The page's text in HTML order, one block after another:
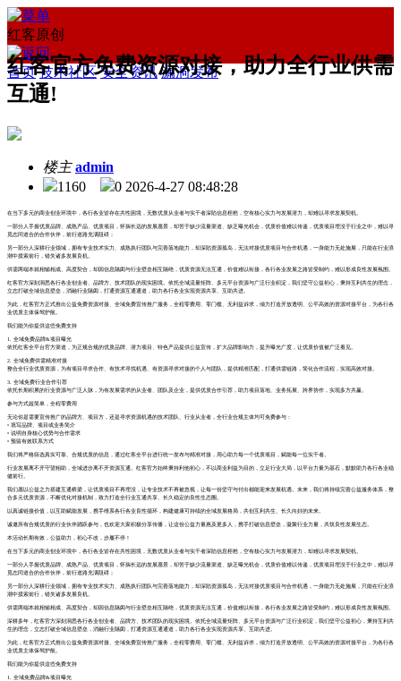
红客原创
首页 技术社区 安全资讯 漏洞发布
红客官方免费资源对接，助力全行业供需
互通!
楼主 admin
1160
0 2026-4-27 08:48:28
在当下多元的商业创业环境中，各行各业皆存在共性困境，无数优质从业者与实干者深陷信息桎梏，空有核心实力与发展潜力，却难以寻求发展契机。
一部分人手握优质品牌、成熟产品、优质项目，怀揣长远的发展愿景，却苦于缺少流量渠道、缺乏曝光机会，优质价值难以传递，优质项目埋没于行业之中，难以寻
觅志同道合的合作伙伴，前行道路充满阻碍；
另一部分人深耕行业领域，拥有专业技术实力、成熟执行团队与完善落地能力，却深陷资源孤岛，无法对接优质项目与合作机遇，一身能力无处施展，只能在行业浪
潮中摸索前行，错失诸多发展良机。
供需两端本就相辅相成、高度契合，却因信息隔阂与行业壁垒相互隔绝，优质资源无法互通，价值难以衔接，各行各业发展之路皆受制约，难以形成良性发展氛围。
红客官方深刻洞悉各行各业创业者、品牌方、技术团队的现实困境。依托全域流量矩阵、多元平台资源与广泛行业积淀，我们坚守公益初心，秉持互利共生的理念，
立志打破全域信息壁垒，消融行业隔阂，打通资源互通通道，助力各行各业实现资源共享、互助共进。
为此，红客官方正式推出公益免费资源对接、全域免费宣传推广服务，全程零费用、零门槛、无利益诉求，倾力打造开放透明、公平高效的资源对接平台，为各行各
业优质主体保驾护航。
我们能为你提供这些免费支持
1. 全域免费品牌&项目曝光
依托红客全平台官方渠道，为正规合规的优质品牌、潜力项目、特色产品提供公益宣传，扩大品牌影响力，提升曝光广度，让优质价值被广泛看见。
2. 全域免费供需精准对接
整合全行业优质资源，为有项目寻求合作、有技术寻找机遇、有资源寻求对接的个人与团队，提供精准匹配，打通供需链路，简化合作流程，实现高效对接。
3. 全域免费行业合作引荐
依托长期积累的行业资源与广泛人脉，为有发展需求的从业者、团队及企业，提供优质合作引荐，助力项目落地、业务拓展、跨界协作，实现多方共赢。
参与方式超简单，全程零费用
无论你是需要宣传推广的品牌方、项目方，还是寻求资源机遇的技术团队、行业从业者，全行业合规主体均可免费参与：
• 填写品牌、项目或业务简介
• 说明自身核心优势与合作需求
• 预留有效联系方式
我们将严格筛选真实可靠、合规优质的信息，通过红客全平台进行统一发布与精准对接，用心助力每一个优质项目，赋能每一位实干者。
行业发展离不开守望相助，全域进步离不开资源互通。红客官方始终秉持利他初心，不以商业利益为目的，立足行业大局，以平台力量为基石，默默助力各行各业稳
健前行。
我们愿以公益之力搭建互通桥梁，让优质项目不再埋没，让专业技术不再被忽视，让每一份坚守与付出都能迎来发展机遇。未来，我们将持续完善公益服务体系，整
合多元优质资源，不断优化对接机制，致力打造全行业互通共享、长久稳定的良性生态圈。
以真诚链接价值，以互助赋能发展，携手维系各行各业良性循环，构建健康可持续的全域发展格局，共创互利共生、长久向好的未来。
诚邀所有合规优质的行业伙伴踊跃参与，也欢迎大家积极分享传播，让这份公益力量惠及更多人，携手打破信息壁垒，凝聚行业力量，共筑良性发展生态。
本活动长期有效，公益助力，初心不改，步履不停！
在当下多元的商业创业环境中，各行各业皆存在共性困境，无数优质从业者与实干者深陷信息桎梏，空有核心实力与发展潜力，却难以寻求发展契机。
一部分人手握优质品牌、成熟产品、优质项目，怀揣长远的发展愿景，却苦于缺少流量渠道、缺乏曝光机会，优质价值难以传递，优质项目埋没于行业之中，难以寻
觅志同道合的合作伙伴，前行道路充满阻碍；
另一部分人深耕行业领域，拥有专业技术实力、成熟执行团队与完善落地能力，却深陷资源孤岛，无法对接优质项目与合作机遇，一身能力无处施展，只能在行业浪
潮中摸索前行，错失诸多发展良机。
供需两端本就相辅相成、高度契合，却因信息隔阂与行业壁垒相互隔绝，优质资源无法互通，价值难以衔接，各行各业发展之路皆受制约，难以形成良性发展氛围。
深耕多年，红客官方深刻洞悉各行各业创业者、品牌方、技术团队的现实困境。依托全域流量矩阵、多元平台资源与广泛行业积淀，我们坚守公益初心，秉持互利共
生的理念，立志打破全域信息壁垒，消融行业隔阂，打通资源互通通道，助力各行各业实现资源共享、互助共进。
为此，红客官方正式推出公益免费资源对接、全域免费宣传推广服务，全程零费用、零门槛、无利益诉求，倾力打造开放透明、公平高效的资源对接平台，为各行各
业优质主体保驾护航。
我们能为你提供这些免费支持
1. 全域免费品牌&项目曝光